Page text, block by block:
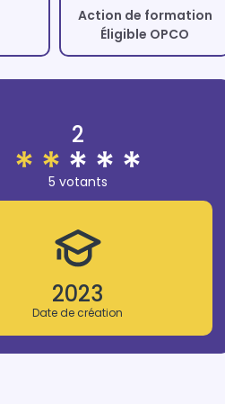
Action de formation
Éligible OPCO
2
5 votants
2023
Date de création